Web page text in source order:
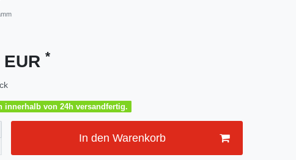
*
innerhalb von 24h versandfertig.
In den Warenkorb